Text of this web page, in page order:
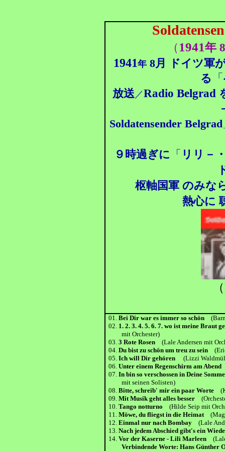
（1941年
1941年 8月 ドイツ軍
る
「
放送／Radio Belgrad
Soldatensender Belgrad
９時過ぎに 「 リリ－
枢軸国軍 のみな
熱心に
01.Bei Dir war es immer so schön
02. 1. 2. 3. 4. 5. 6. 7. wo ist meine Braut
mit Orchester)
03.3 Rote Rosen(Lale Andersen mit
04.Du bist zu schön um treu zu sein
05.Ich will Dir gehören
(Lizzi
06.Unter einem Regenschirm am Abend
07.In bin so verschossen in Deine
mit seinen Solisten)
08.Bitte, schreib' mir ein paar Worte
09.Mit Musik geht alles besser
10.Tango notturno(Hilde Seip mit
11.Möwe, du fliegst in die Heimat
12.Einmal nur nach Bombay(Lale
13.Nach jedem Abschied gibt's ein
14.Vor der Kaserne - Lili Marleen
Verbindende Worte: Hans Günther